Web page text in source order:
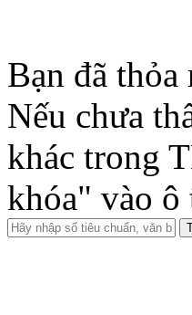
Bạn đã
Nếu chưa
khác trong
khóa" vào ô